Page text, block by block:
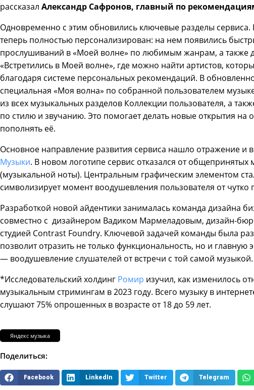
рассказал Александр Сафронов, главный по
Одновременно с этим обновились ключевые разделы сервиса.
теперь полностью персонализирован: на нем появились
прослушиваний в «Моей волне» по любимым жанрам, а также
«Встретились в Моей волне», где можно найти артистов,
благодаря системе персональных рекомендаций. В
специальная «Моя волна» по собранной пользователем
из всех музыкальных разделов Коллекции пользователя, а
по стилю и звучанию. Это помогает делать новые открытия
пополнять её.
Основное направление развития сервиса нашло отражение и
Музыки. В новом логотипе сервис отказался от
(музыкальной ноты). Центральным графическим элементом
символизирует момент воодушевления пользователя от
Разработкой новой айдентики занималась команда дизайна
совместно с дизайнером Вадиком Мармеладовым, дизайн-
студией Contrast Foundry. Ключевой задачей команды была
позволит отразить не только функциональность, но и
— воодушевление слушателей от встречи с той самой музыкой.
*Исследовательский холдинг Ромир изучил, как изменилось
музыкальным стримингам в 2023 году. Всего музыку в
слушают 75% опрошенных в возрасте от 18 до 59 лет.
Яндекс музыка
Поделиться:
Facebook LinkedIn Twitter Telegram